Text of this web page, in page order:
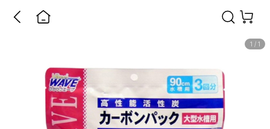
1 / 1